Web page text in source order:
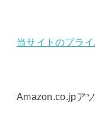
当サイトのプラ
Amazon.co.jpア